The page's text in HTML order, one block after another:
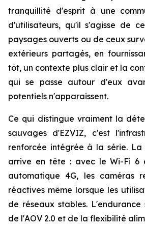
tranquillité d'esprit à une
d'utilisateurs, qu'il s'agisse de
paysages ouverts ou de ceux
extérieurs partagés, en
tôt, un contexte plus clair et la
qui se passe autour d'eux
potentiels n'apparaissent.
Ce qui distingue vraiment la
sauvages d'EZVIZ, c'est
renforcée intégrée à la série.
arrive en tête : avec le Wi-Fi 6
automatique 4G, les caméras
réactives même lorsque les
de réseaux stables.
de l'AOV 2.0 et de la flexibilité